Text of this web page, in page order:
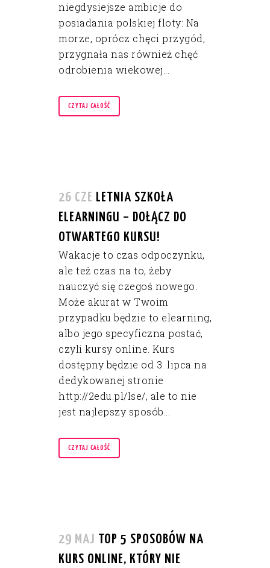
niegdysiejsze ambicje do
posiadania polskiej floty: Na
morze, oprócz chęci przygód,
przygnała nas również chęć
odrobienia wiekowej...
CZYTAJ CAŁOŚĆ
26 CZE LETNIA SZKOŁA
ELEARNINGU – DOŁĄCZ DO
OTWARTEGO KURSU!
Wakacje to czas odpoczynku,
ale też czas na to, żeby
nauczyć się czegoś nowego.
Może akurat w Twoim
przypadku będzie to elearning,
albo jego specyficzna postać,
czyli kursy online. Kurs
dostępny będzie od 3. lipca na
dedykowanej stronie
http://2edu.pl/lse/, ale to nie
jest najlepszy sposób...
CZYTAJ CAŁOŚĆ
29 MAJ TOP 5 SPOSOBÓW NA
KURS ONLINE, KTÓRY NIE